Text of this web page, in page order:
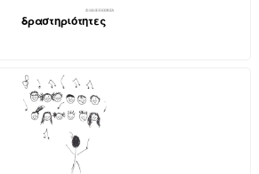
δραστηριότητες